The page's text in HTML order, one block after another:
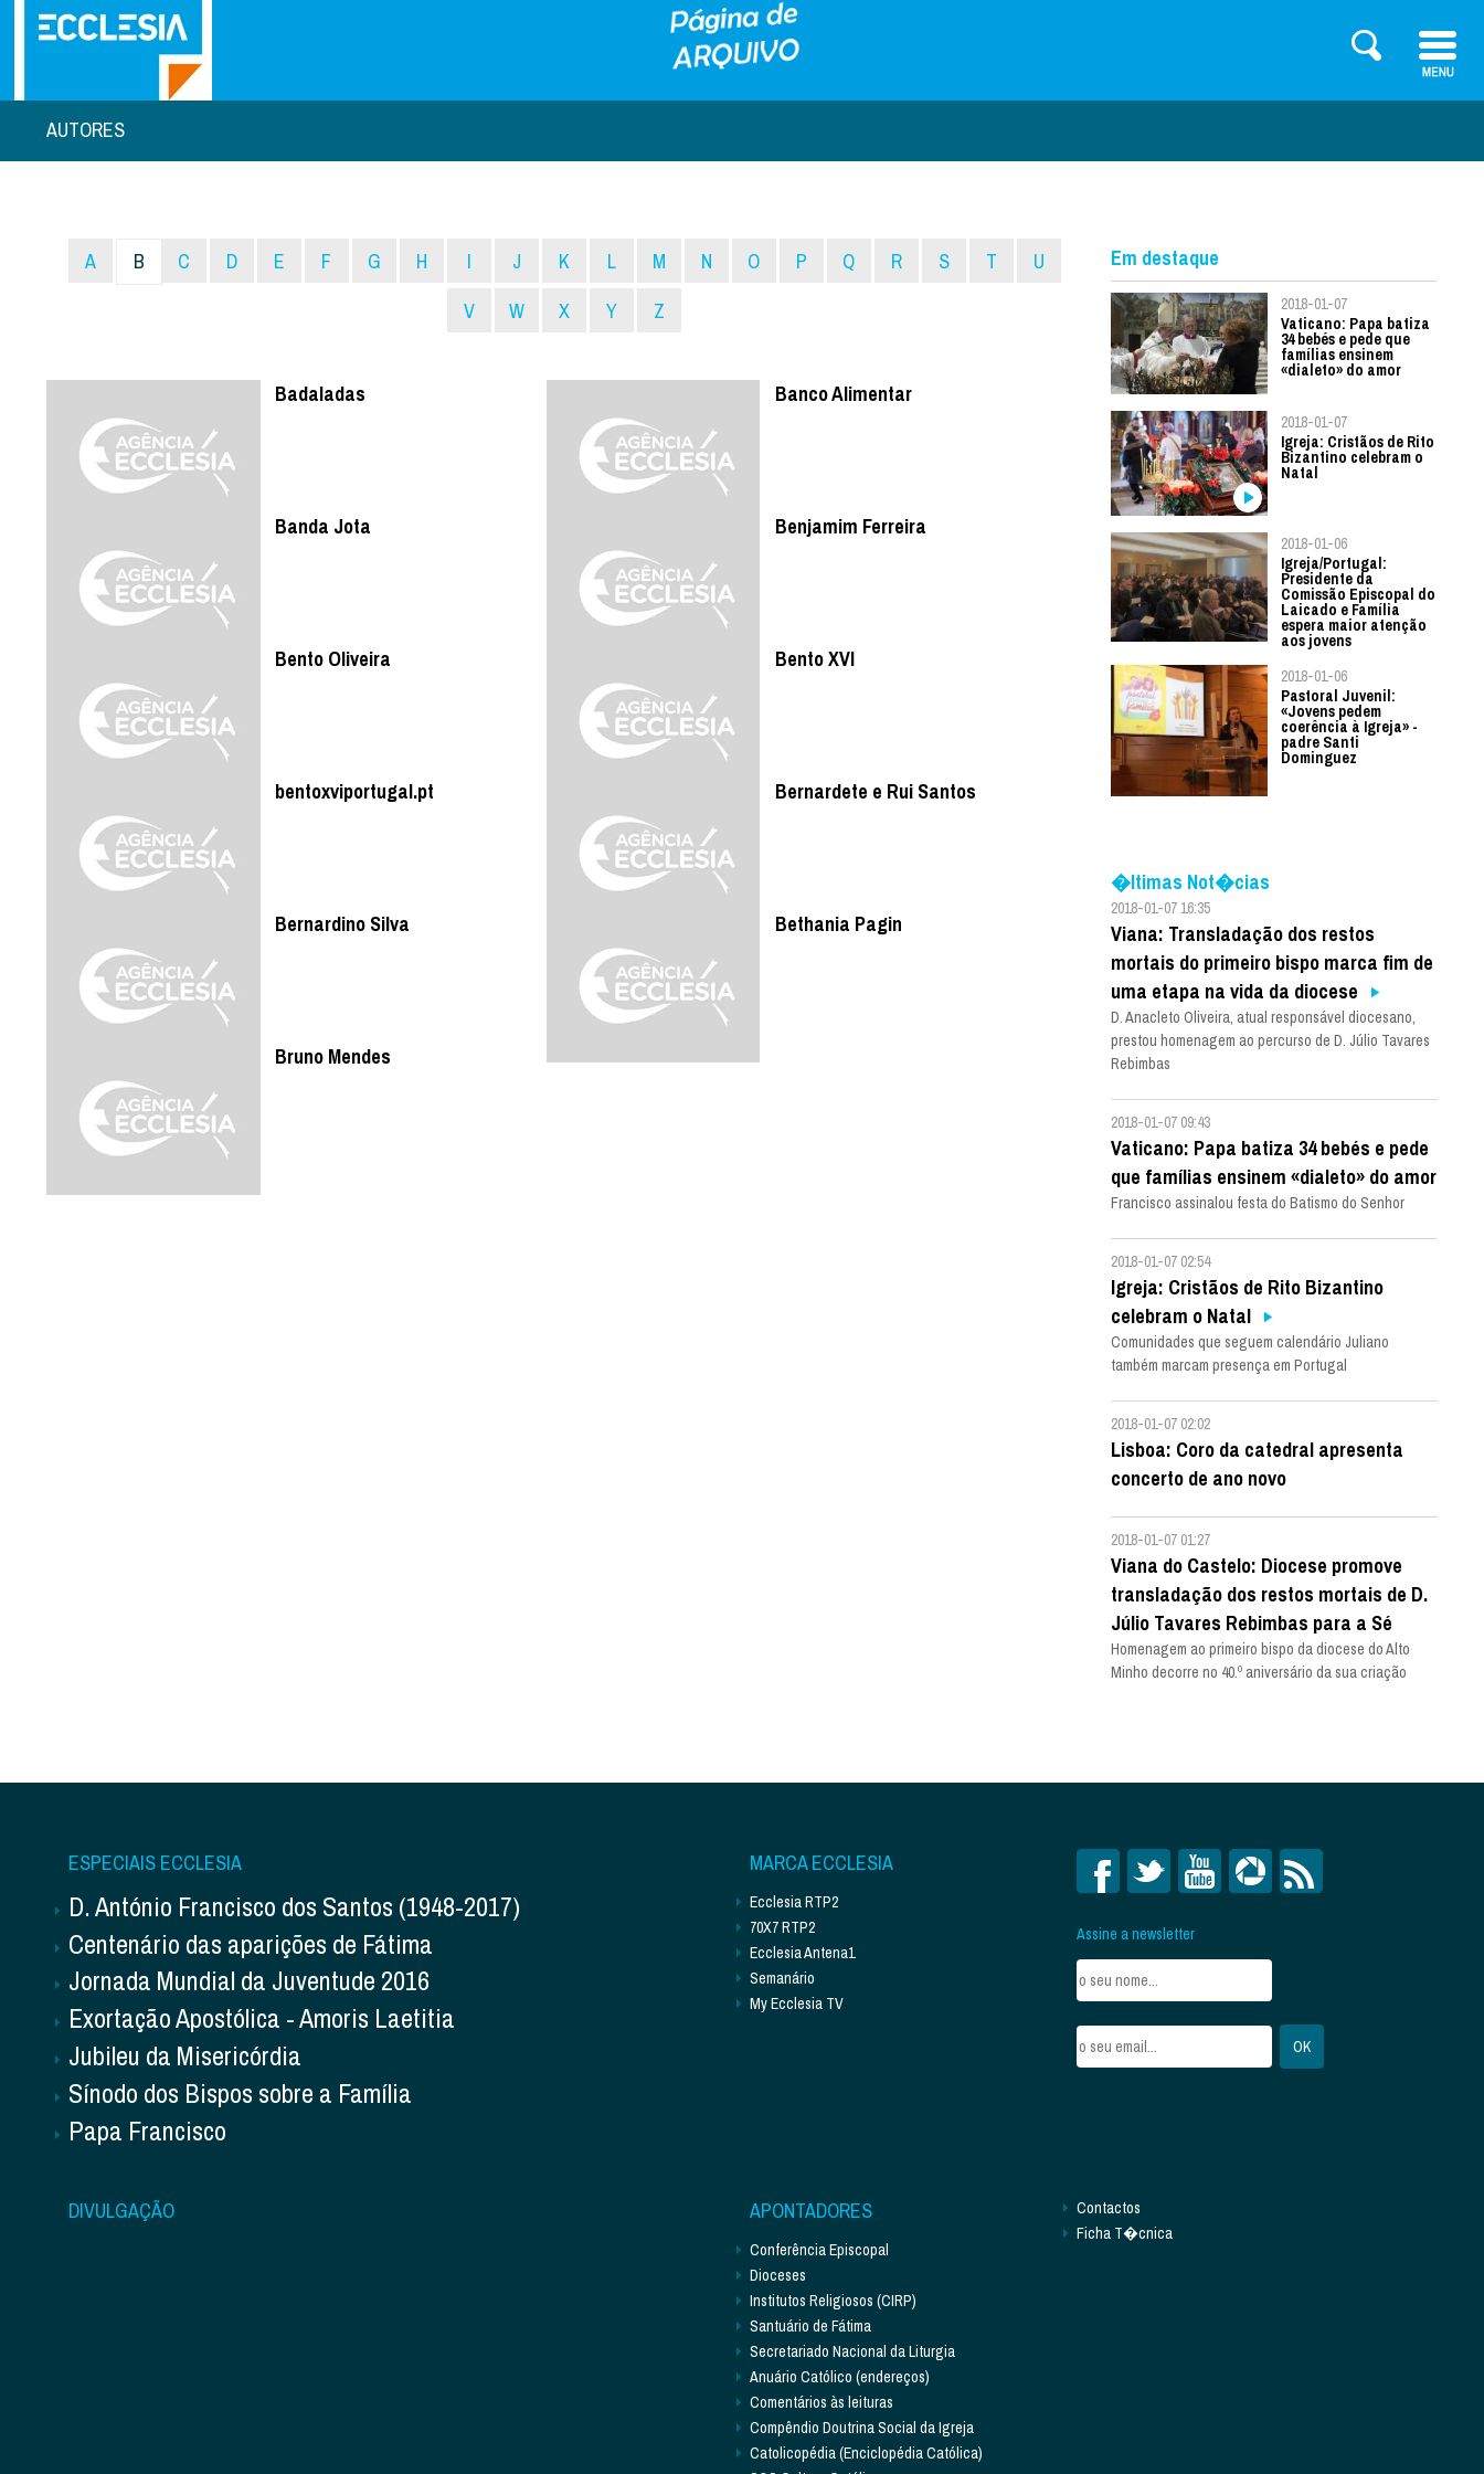
AUTORES
A B C D E F G H I J K L M N O P Q R S T
U
V
W X Y Z
Badaladas Banco Alimentar
Banda Jota Benjamim Ferreira
Bento Oliveira Bento XVI
bentoxviportugal.pt Bernardete e Rui Santos
Bernardino Silva Bethania Pagin
Bruno Mendes
Em destaque
2018-01-07
Vaticano: Papa batiza
34 bebés e pede que
famílias ensinem
«dialeto» do amor
2018-01-07
Igreja: Cristãos de Rito
Bizantino celebram o
Natal
2018-01-06
Igreja/Portugal:
Presidente da
Comissão Episcopal do
Laicado e Família
espera maior atenção
aos jovens
2018-01-06
Pastoral Juvenil:
«Jovens pedem
coerência à Igreja» -
padre Santi
Dominguez
�ltimas Not�cias
2018-01-07 16:35
Viana: Transladação dos restos
mortais do primeiro bispo marca fim de
uma etapa na vida da diocese
D. Anacleto Oliveira, atual responsável diocesano,
prestou homenagem ao percurso de D. Júlio Tavares
Rebimbas
2018-01-07 09:43
Vaticano: Papa batiza 34 bebés e pede
que famílias ensinem «dialeto» do amor
Francisco assinalou festa do Batismo do Senhor
2018-01-07 02:54
Igreja: Cristãos de Rito Bizantino
celebram o Natal
Comunidades que seguem calendário Juliano
também marcam presença em Portugal
2018-01-07 02:02
Lisboa: Coro da catedral apresenta
concerto de ano novo
2018-01-07 01:27
Viana do Castelo: Diocese promove
transladação dos restos mortais de D.
Júlio Tavares Rebimbas para a Sé
Homenagem ao primeiro bispo da diocese do Alto
Minho decorre no 40.º aniversário da sua criação
ESPECIAIS ECCLESIA
D. António Francisco dos Santos (1948-2017)
Centenário das aparições de Fátima
Jornada Mundial da Juventude 2016
Exortação Apostólica - Amoris Laetitia
Jubileu da Misericórdia
Sínodo dos Bispos sobre a Família
Papa Francisco
MARCA ECCLESIA
Ecclesia RTP2
70X7 RTP2
Ecclesia Antena1
Semanário
My Ecclesia TV
Assine a newsletter
DIVULGAÇÃO APONTADORES
Conferência Episcopal
Dioceses
Institutos Religiosos (CIRP)
Santuário de Fátima
Secretariado Nacional da Liturgia
Anuário Católico (endereços)
Comentários às leituras
Compêndio Doutrina Social da Igreja
Catolicopédia (Enciclopédia Católica)
Contactos
Ficha T�cnica